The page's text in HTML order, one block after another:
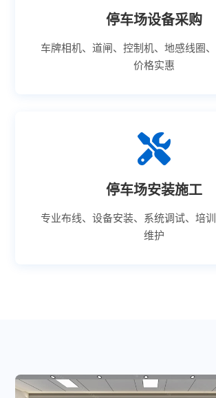
停车场设备采购
车牌相机、道闸、控制机、地感线圈、
价格实惠
停车场安装施工
专业布线、设备安装、系统调试、培
维护